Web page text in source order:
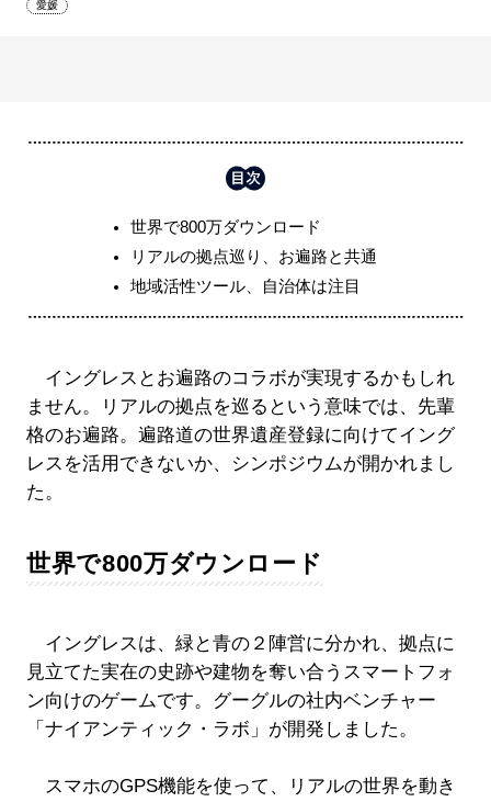
愛媛
世界で800万ダウンロード
リアルの拠点巡り、お遍路と共通
地域活性ツール、自治体は注目
イングレスとお遍路のコラボが実現するかもしれ
ません。リアルの拠点を巡るという意味では、先輩
格のお遍路。遍路道の世界遺産登録に向けてイング
レスを活用できないか、シンポジウムが開かれまし
た。
世界で800万ダウンロード
イングレスは、緑と青の２陣営に分かれ、拠点に
見立てた実在の史跡や建物を奪い合うスマートフォ
ン向けのゲームです。グーグルの社内ベンチャー
「ナイアンティック・ラボ」が開発しました。
スマホのGPS機能を使って、リアルの世界を動き